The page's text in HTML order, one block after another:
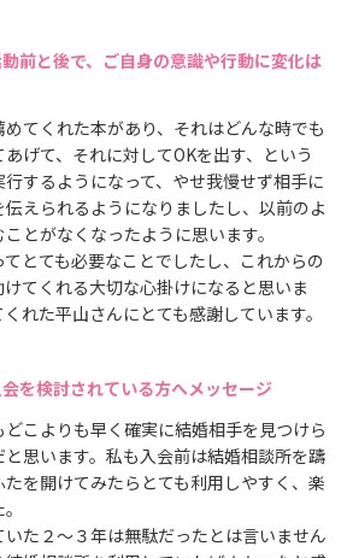
前と後で、ご自身の意識や行動に変化は
てくれた本があり、それはどんな時でも
げて、それに対してOKを出す、という
するようになって、やせ我慢せず相手に
えられるようになりましたし、以前のよ
とがなくなったように思います。
とても必要なことでしたし、これからの
てくれる大切な心掛けになると思いま
れた平山さんにとても感謝しています。
を検討されている方へメッセージ
こよりも早く確実に結婚相手を見つけら
思います。私も入会前は結婚相談所を躊
を開けてみたらとても利用しやすく、楽
た２～３年は無駄だったとは言いません